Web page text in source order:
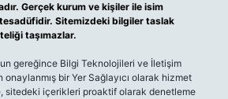
Gerçek kurum ve kişiler ile isim
Sitemizdeki bilgiler taslak
taşımazlar.
gereğince Bilgi Teknolojileri ve İletişim
onaylanmış bir Yer Sağlayıcı olarak hizmet
sitedeki içerikleri proaktif olarak denetleme